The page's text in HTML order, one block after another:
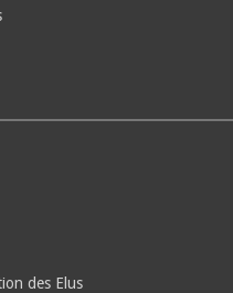
des Elus